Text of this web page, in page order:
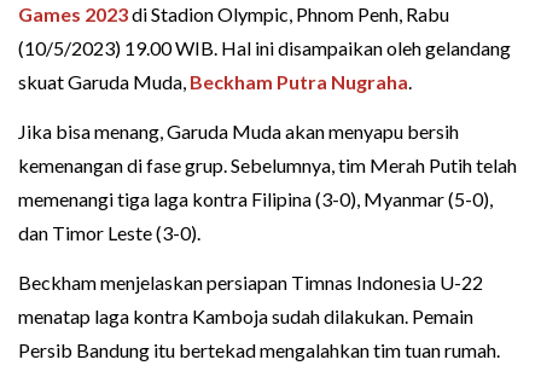
Games 2023di Stadion Olympic, Phnom Penh, Rabu
(10/5/2023) 19.00 WIB. Hal ini disampaikan oleh gelandang
skuat Garuda Muda, Beckham Putra Nugraha.
Jika bisa menang, Garuda Muda akan menyapu bersih
kemenangan di fase grup. Sebelumnya, tim Merah Putih telah
memenangi tiga laga kontra Filipina (3-0), Myanmar (5-0),
dan Timor Leste (3-0).
Beckham menjelaskan persiapan Timnas Indonesia U-22
menatap laga kontra Kamboja sudah dilakukan. Pemain
Persib Bandung itu bertekad mengalahkan tim tuan rumah.